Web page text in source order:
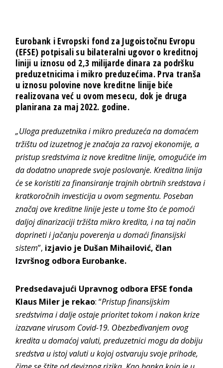
Eurobank i Evropski fond za Jugoistočnu Evropu
(EFSE) potpisali su bilateralni ugovor o kreditnoj
liniji u iznosu od 2,3 milijarde dinara za podršku
preduzetnicima i mikro preduzećima. Prva tranša
u iznosu polovine nove kreditne linije biće
realizovana već u ovom mesecu, dok je druga
planirana za maj 2022. godine.
„Uloga preduzetnika i mikro preduzeća na domaćem
tržištu od izuzetnog je značaja za razvoj ekonomije, a
pristup sredstvima iz nove kreditne linije, omogućiće im
da dodatno unaprede svoje poslovanje. Kreditna linija
će se koristiti za finansiranje trajnih obrtnih sredstava i
kratkoročnih investicija u ovom segmentu. Poseban
značaj ove kreditne linije jeste u tome što će pomoći
daljoj dinarizaciji tržišta mikro kredita, i na taj način
doprineti i jačanju poverenja u domaći finansijski
sistem”, izjavio je Dušan Mihailović, član
Izvršnog odbora Eurobanke.
Predsedavajući Upravnog odbora EFSE fonda
Klaus Miler je rekao: “Pristup finansijskim
sredstvima i dalje ostaje prioritet tokom i nakon krize
izazvane virusom Covid-19. Obezbeđivanjem ovog
kredita u domaćoj valuti, preduzetnici mogu da dobiju
sredstva u istoj valuti u kojoj ostvaruju svoje prihode,